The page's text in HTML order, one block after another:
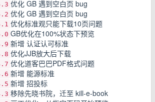
优化 GB 遇到空白页 bug
优化 GB 遇到空白页 bug
优化标准观只能下载10页问题
GB优化在100%状态下预览
新增 认证认可标准
优化JJB放大后下载
优化道客巴巴PDF格式问题
新增 能源标准
新增 招投标
移除先晓书院，迁至 kill-e-book